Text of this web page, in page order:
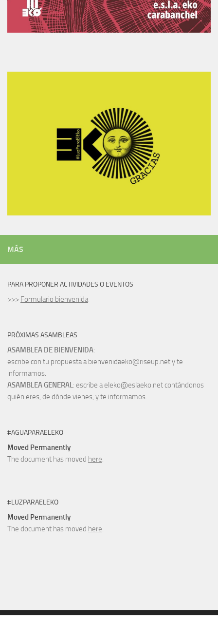
MÁS
PARA PROPONER ACTIVIDADES O EVENTOS
>>> Formulario bienvenida
PRÓXIMAS ASAMBLEAS
ASAMBLEA DE BIENVENIDA:
escribe con tu propuesta a bienvenidaeko@riseup.net y te
informamos.
ASAMBLEA GENERAL: escribe a eleko@eslaeko.net contándonos
quién eres, de dónde vienes, y te informamos.
#AGUAPARAELEKO
Moved Permanently
The document has moved here.
#LUZPARAELEKO
Moved Permanently
The document has moved here.